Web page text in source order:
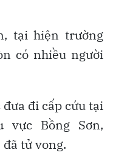
tại hiện trường
có nhiều người
đi cấp cứu tại
vực Bồng Sơn,
tử vong.